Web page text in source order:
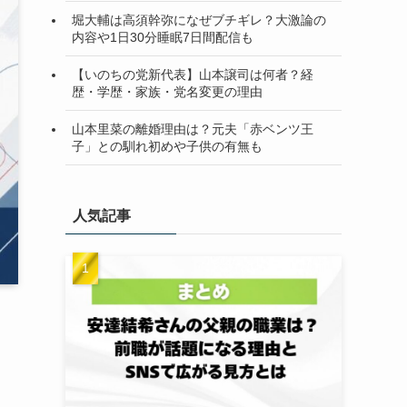
堀大輔は高須幹弥になぜブチギレ？大激論の
内容や1日30分睡眠7日間配信も
【いのちの党新代表】山本譲司は何者？経
歴・学歴・家族・党名変更の理由
山本里菜の離婚理由は？元夫「赤ベンツ王
子」との馴れ初めや子供の有無も
人気記事